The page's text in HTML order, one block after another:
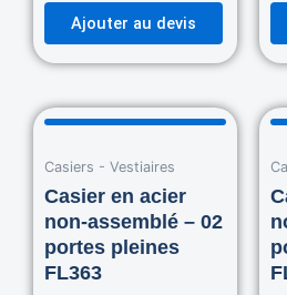
Ajouter au devis
Casiers - Vestiaires
Casier en acier
non-assemblé – 02
portes pleines
FL363
Original
was:
460.00$.
Current